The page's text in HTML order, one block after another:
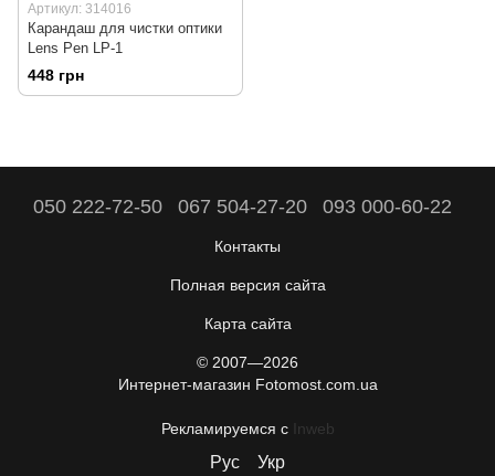
Артикул: 314016
Карандаш для чистки оптики
Lens Pen LP-1
448 грн
050 222-72-50 067 504-27-20 093 000-60-22
Контакты
Полная версия сайта
Карта сайта
© 2007—2026
Интернет-магазин Fotomost.com.ua
Рекламируемся с Inweb
Рус Укр